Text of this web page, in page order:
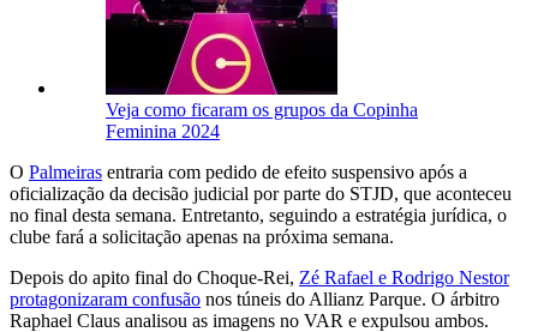
Veja como ficaram os grupos da Copinha
Feminina 2024
O Palmeiras entraria com pedido de efeito suspensivo após a
oficialização da decisão judicial por parte do STJD, que aconteceu
no final desta semana. Entretanto, seguindo a estratégia jurídica, o
clube fará a solicitação apenas na próxima semana.
Depois do apito final do Choque-Rei, Zé Rafael e Rodrigo Nestor
protagonizaram confusão nos túneis do Allianz Parque. O árbitro
Raphael Claus analisou as imagens no VAR e expulsou ambos.